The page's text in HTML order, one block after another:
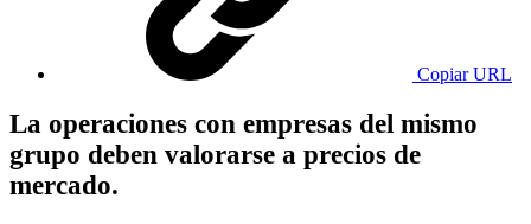
Copiar URL
La operaciones con empresas del mismo
grupo deben valorarse a precios de
mercado.